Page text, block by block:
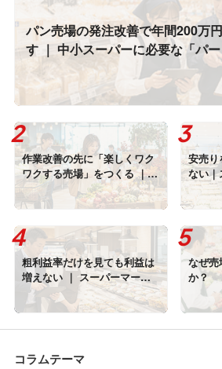
パン売場の発注改善で年間200万
す ｜ 中小スーパーに必要な「パー
作業改善の先に「楽しくワク
ワクする売場」をつくる ｜
カルディとIKEAに学ぶ店舗体
験の高め方
安売り
ない｜
「価
くる方
粗利益率だけを見ても利益は
増えない ｜ スーパーマーケ
ットが見直すべき5つの現場管
理
なぜ売
か？
「基
という
コラムテーマ